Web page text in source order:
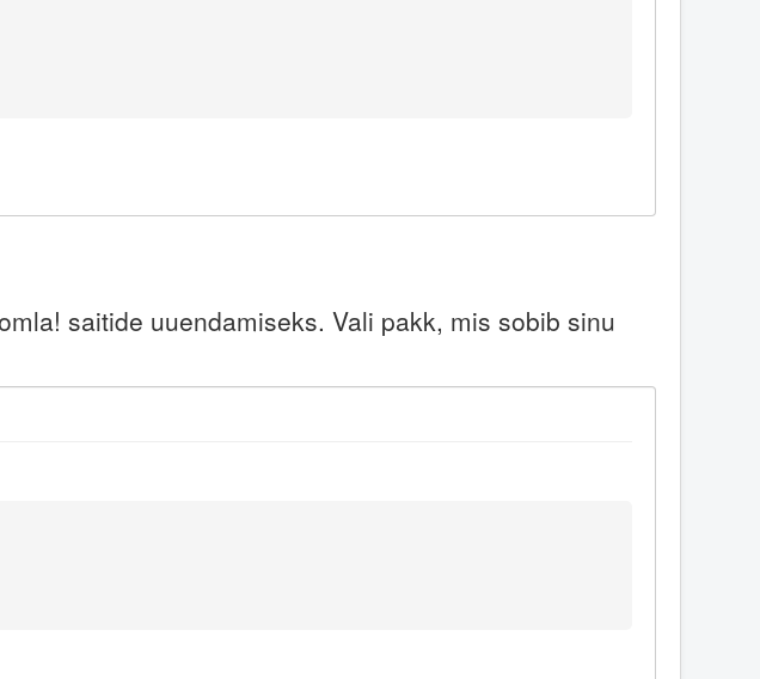
saitide uuendamiseks. Vali pakk, mis sobib sinu